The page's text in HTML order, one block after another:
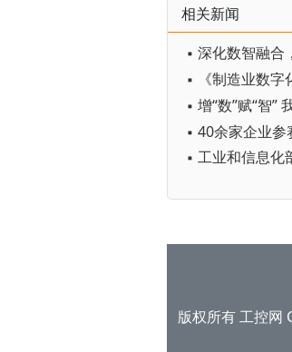
相关新闻
▪ 增“数”赋“智”
版权所有 工控